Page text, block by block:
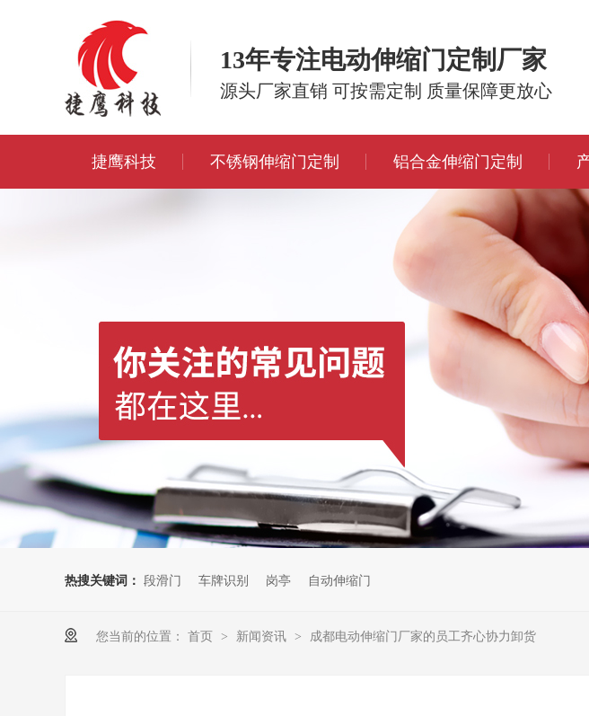
13年专注电动伸缩门定制厂家
源头厂家直销 可按需定制 质量保障更放心
捷鹰科技 不锈钢伸缩门定制 铝合金伸缩门定制
热搜关键词： 段滑门 车牌识别 岗亭 自动伸缩门
您当前的位置： 首页 > 新闻资讯 > 成都电动伸缩门厂家的员工齐心协力卸货